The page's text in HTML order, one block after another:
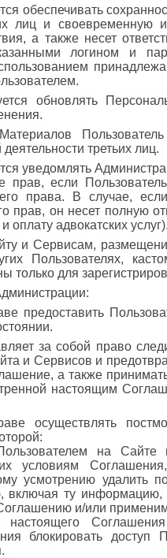
обеспечивать
лиц и своевременную
а также несет
логином и
обновлять
третьих лиц.
уведомлять
если Пользователь
права. В случае,
он несет полную
адвокатских
и Сервисам,
Пользователях,
только для
предоставить
за собой право
и Сервисов и
а также
настоящим
осуществлять
на Сайте
условиям
усмотрению удалить
ту информацию,
и/или
блокировать доступ